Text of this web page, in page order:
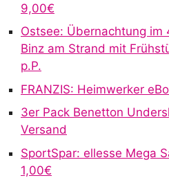
9,00€
Ostsee: Übernachtung im
Binz am Strand mit
p.P.
FRANZIS: Heimwerker
3er Pack Benetton
Versand
SportSpar: ellesse Mega
1,00€